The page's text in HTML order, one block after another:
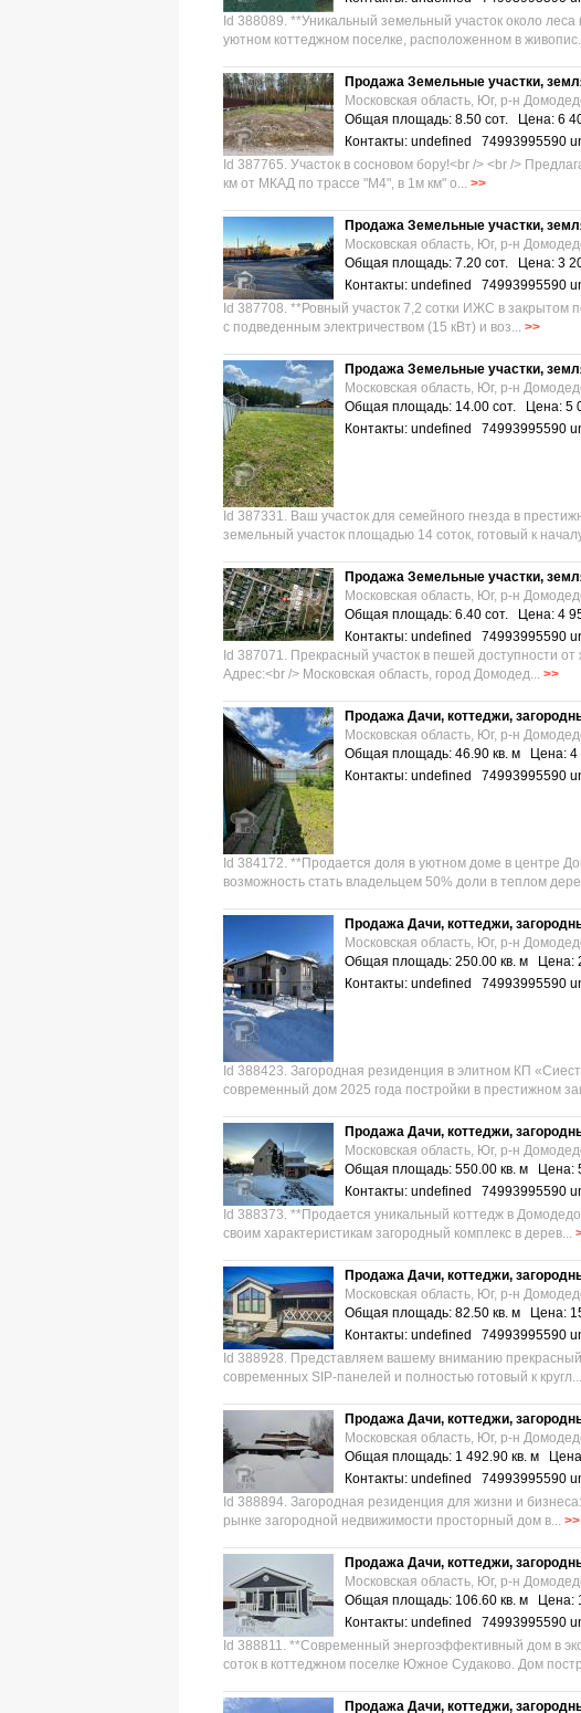
Id 388089. **Уникальный земельный участок около
уютном коттеджном поселке, расположенном в
Продажа Земельные участки,
Московская область, Юг, р-н
Общая площадь: 8.50 сот. Цена: 6
Контакты: undefined 74993995590
Id 387765. Участок в сосновом бору!<br /> <br />
км от МКАД по трассе "М4", в 1м км" о... >>
Продажа Земельные участки,
Московская область, Юг, р-н
Общая площадь: 7.20 сот. Цена: 3
Контакты: undefined 74993995590
Id 387708. **Ровный участок 7,2 сотки ИЖС в закрытом
с подведенным электричеством (15 кВт) и воз... >>
Продажа Земельные участки,
Московская область, Юг, р-н
Общая площадь: 14.00 сот. Цена: 5
Контакты: undefined 74993995590
Id 387331. Ваш участок для семейного гнезда в
земельный участок площадью 14 соток, готовый к
Продажа Земельные участки,
Московская область, Юг, р-н
Общая площадь: 6.40 сот. Цена: 4
Контакты: undefined 74993995590
Id 387071. Прекрасный участок в пешей доступности
Адрес:<br /> Московская область, город Домодед... >>
Продажа Дачи, коттеджи,
Московская область, Юг, р-н
Общая площадь: 46.90 кв. м Цена: 4
Контакты: undefined 74993995590
Id 384172. **Продается доля в уютном доме в центре
возможность стать владельцем 50% доли в теплом
Продажа Дачи, коттеджи,
Московская область, Юг, р-н
Общая площадь: 250.00 кв. м Цена:
Контакты: undefined 74993995590
Id 388423. Загородная резиденция в элитном КП
современный дом 2025 года постройки в престижном
Продажа Дачи, коттеджи,
Московская область, Юг, р-н
Общая площадь: 550.00 кв. м Цена:
Контакты: undefined 74993995590
Id 388373. **Продается уникальный коттедж в
своим характеристикам загородный комплекс в дерев...
Продажа Дачи, коттеджи,
Московская область, Юг, р-н
Общая площадь: 82.50 кв. м Цена:
Контакты: undefined 74993995590
Id 388928. Представляем вашему вниманию
современных SIP-панелей и полностью готовый к кругл...
Продажа Дачи, коттеджи,
Московская область, Юг, р-н
Общая площадь: 1 492.90 кв. м
Контакты: undefined 74993995590
Id 388894. Загородная резиденция для жизни и
рынке загородной недвижимости просторный дом в... >>
Продажа Дачи, коттеджи,
Московская область, Юг, р-н
Общая площадь: 106.60 кв. м Цена:
Контакты: undefined 74993995590
Id 388811. **Современный энергоэффективный дом в
соток в коттеджном поселке Южное Судаково. Дом
Продажа Дачи, коттеджи,